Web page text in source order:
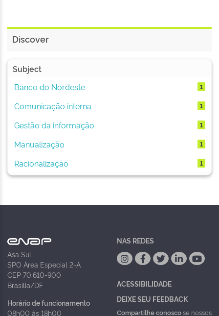
Discover
Subject
Banco do Nordeste
1
Comunicação interna 1
Gestão da informação 1
Manualização 1
Racionalização 1
Asa Sul
SPO Área Especial 2-A
CEP 70.610-900
Brasília/DF
Horário de funcionamento
08h00 às 18h00
NAS REDES
ACESSIBILIDADE
DEIXE SEU FEEDBACK
Compartilhe conoscose nossos